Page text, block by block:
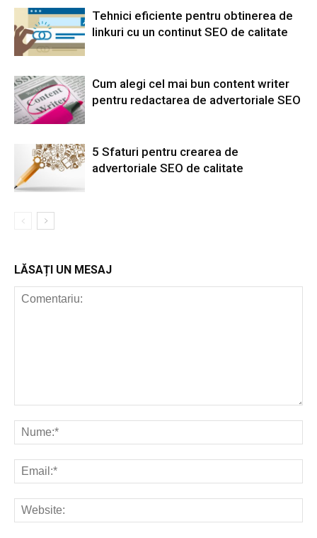
Tehnici eficiente pentru obtinerea de
linkuri cu un continut SEO de calitate
Cum alegi cel mai bun content writer
pentru redactarea de advertoriale SEO
5 Sfaturi pentru crearea de
advertoriale SEO de calitate
LĂSAȚI UN MESAJ